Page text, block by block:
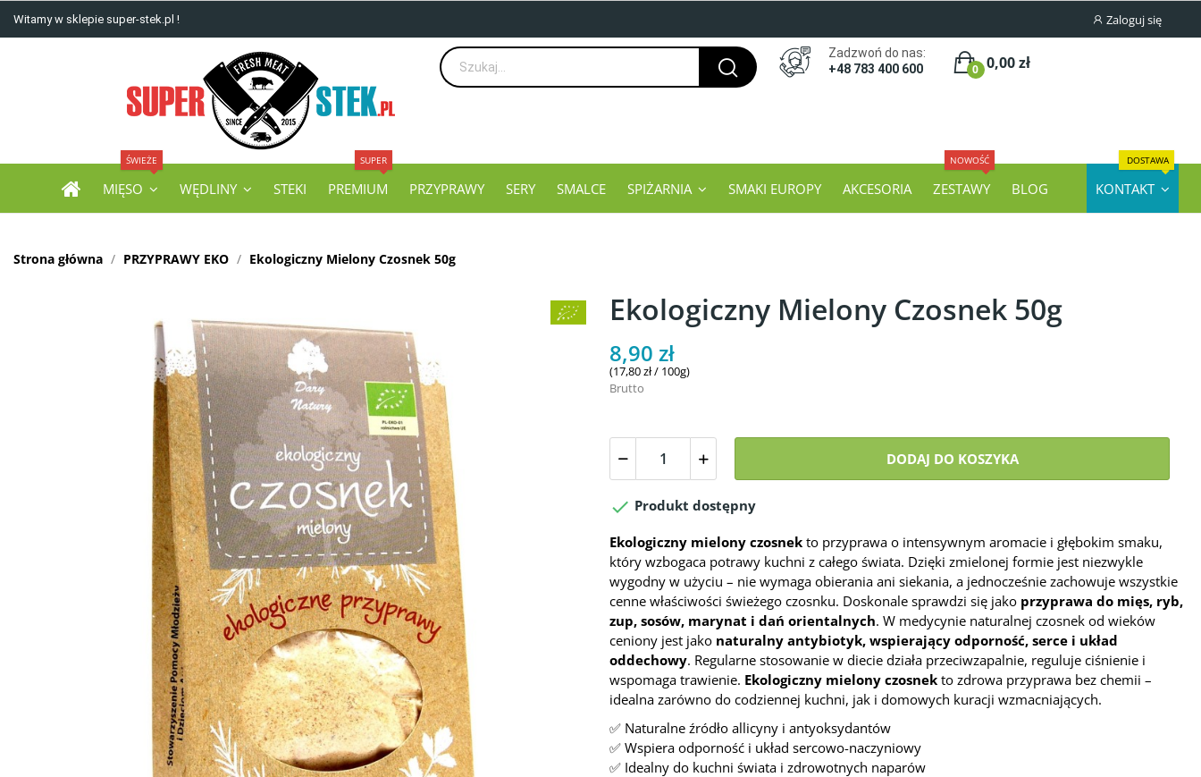
Witamy w sklepie super-stek.pl ! Zaloguj się
Zadzwoń do nas:
+48 783 400 600
0,00 zł
0
MIĘSO
ŚWIEŻE
WĘDLINY STEKI PREMIUM
SUPER
PRZYPRAWY SERY SMALCE SPIŻARNIA SMAKI EUROPY AKCESORIA ZESTAWY
NOWOŚĆ
BLOG KONTAKT
DOSTAWA
Strona główna PRZYPRAWY EKO Ekologiczny Mielony Czosnek 50g
Ekologiczny Mielony Czosnek 50g
8,90 zł
(17,80 zł / 100g)
Brutto
DODAJ DO KOSZYKA
 Produkt dostępny
Ekologiczny mielony czosnek to przyprawa o intensywnym aromacie i głębokim smaku,
który wzbogaca potrawy kuchni z całego świata. Dzięki zmielonej formie jest niezwykle
wygodny w użyciu – nie wymaga obierania ani siekania, a jednocześnie zachowuje wszystkie
cenne właściwości świeżego czosnku. Doskonale sprawdzi się jako przyprawa do mięs, ryb,
zup, sosów, marynat i dań orientalnych. W medycynie naturalnej czosnek od wieków
ceniony jest jako naturalny antybiotyk, wspierający odporność, serce i układ
oddechowy. Regularne stosowanie w diecie działa przeciwzapalnie, reguluje ciśnienie i
wspomaga trawienie. Ekologiczny mielony czosnek to zdrowa przyprawa bez chemii –
idealna zarówno do codziennej kuchni, jak i domowych kuracji wzmacniających.
✅ Naturalne źródło allicyny i antyoksydantów
✅ Wspiera odporność i układ sercowo-naczyniowy
✅ Idealny do kuchni świata i zdrowotnych naparów